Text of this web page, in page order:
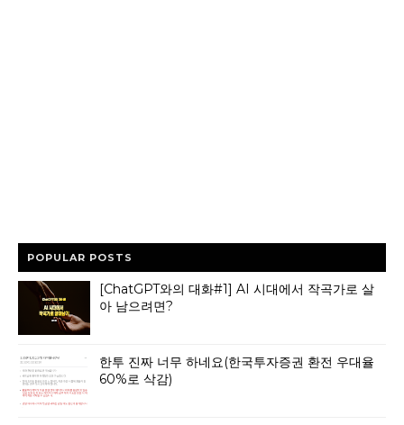
POPULAR POSTS
[ChatGPT와의 대화#1] AI 시대에서 작곡가로 살
아 남으려면?
한투 진짜 너무 하네요(한국투자증권 환전 우대율
60%로 삭감)